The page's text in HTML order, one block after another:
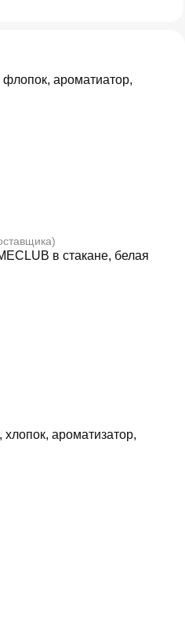
ароматиатор,
в стакане, белая
ароматизатор,